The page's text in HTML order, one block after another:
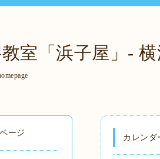
室「浜子屋」-
カレンダ
ージ